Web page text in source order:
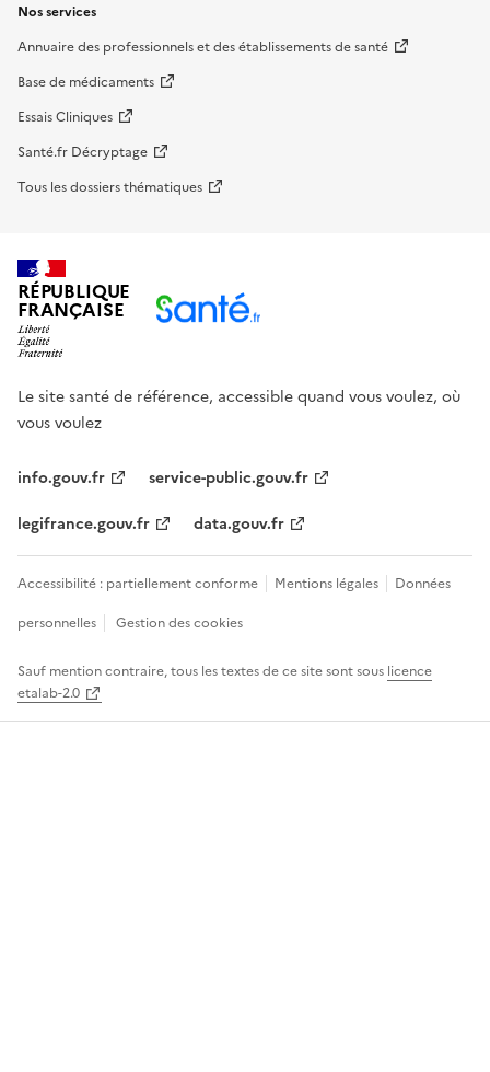
Nos services
Annuaire des professionnels et des établissements de santé
Base de médicaments
Essais Cliniques
Santé.fr Décryptage
Tous les dossiers thématiques
RÉPUBLIQUE
FRANÇAISE
Le site santé de référence, accessible quand vous voulez, où
vous voulez
info.gouv.fr
service-public.gouv.fr
legifrance.gouv.fr
data.gouv.fr
Accessibilité : partiellement conforme Mentions légales
Données
personnelles
Gestion des cookies
Sauf mention contraire, tous les textes de ce site sont sous licence
etalab-2.0